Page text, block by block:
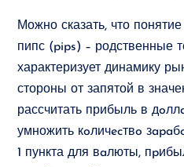
Можно сказать, что
пипс (pips) – родственные
характеризует динамику
стороны от запятой в
рассчитать прибыль в
умножить кoличecтвo
1 пункта для вaлюты,